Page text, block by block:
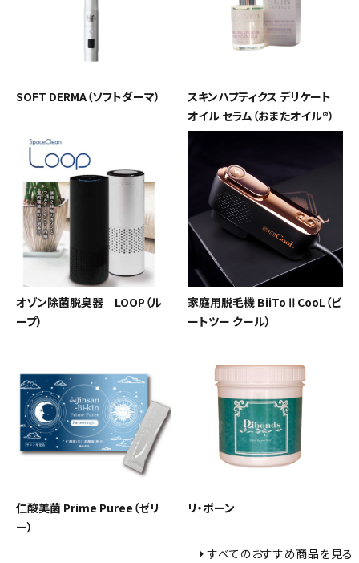
SOFT DERMA（ソフトダーマ）
スキンハプティクス デリケート
オイル セラム（おまたオイル®）
オゾン除菌脱臭器 LOOP（ル
ープ）
家庭用脱毛機 BiiToⅡCooL（ビ
ートツー クール）
仁酸美菌 Prime Puree（ゼリ
ー）
リ・ボーン
すべてのおすすめ商品を見る